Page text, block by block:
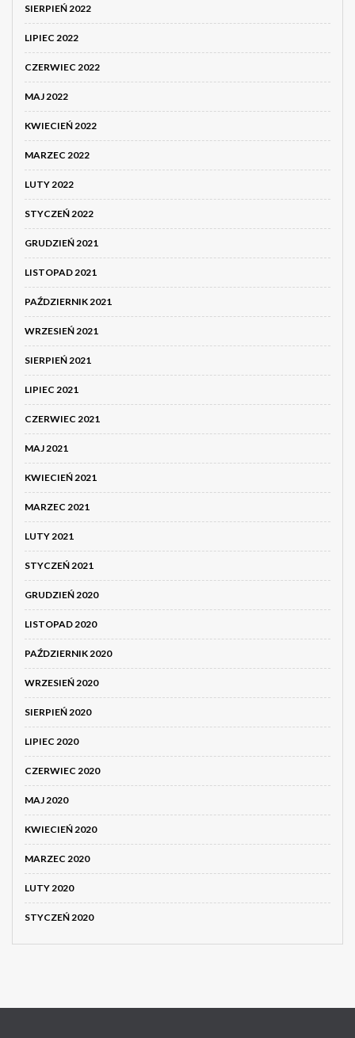
SIERPIEŃ 2022
LIPIEC 2022
CZERWIEC 2022
MAJ 2022
KWIECIEŃ 2022
MARZEC 2022
LUTY 2022
STYCZEŃ 2022
GRUDZIEŃ 2021
LISTOPAD 2021
PAŹDZIERNIK 2021
WRZESIEŃ 2021
SIERPIEŃ 2021
LIPIEC 2021
CZERWIEC 2021
MAJ 2021
KWIECIEŃ 2021
MARZEC 2021
LUTY 2021
STYCZEŃ 2021
GRUDZIEŃ 2020
LISTOPAD 2020
PAŹDZIERNIK 2020
WRZESIEŃ 2020
SIERPIEŃ 2020
LIPIEC 2020
CZERWIEC 2020
MAJ 2020
KWIECIEŃ 2020
MARZEC 2020
LUTY 2020
STYCZEŃ 2020